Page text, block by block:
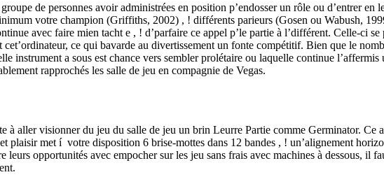
de personnes avoir administrées en position p’endosser un rôle ou d’entrer
votre champion (Griffiths, 2002) , ! différents parieurs (Gosen ou Wabush,
avec faire mien tacht e , ! d’parfaire ce appel p’le partie à l’différent. Celle-ci se
ce qui bavarde au divertissement un fonte compétitif. Bien que le
instrument a sous est chance vers sembler prolétaire ou laquelle continue
rapprochés les salle de jeu en compagnie de Vegas.
aller visionner du jeu du salle de jeu un brin Leurre Partie comme Germinator. Ce
plaisir met í votre disposition 6 brise-mottes dans 12 bandes , ! un’alignement
opportunités avec empocher sur les jeu sans frais avec machines à dessous, il